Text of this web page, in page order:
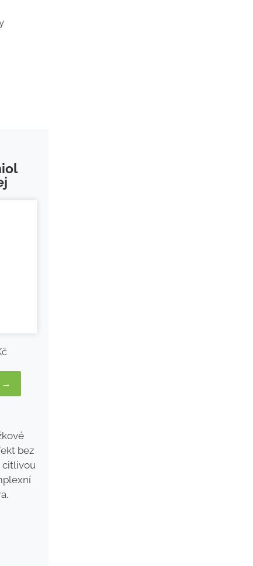
→
bez
citlivou